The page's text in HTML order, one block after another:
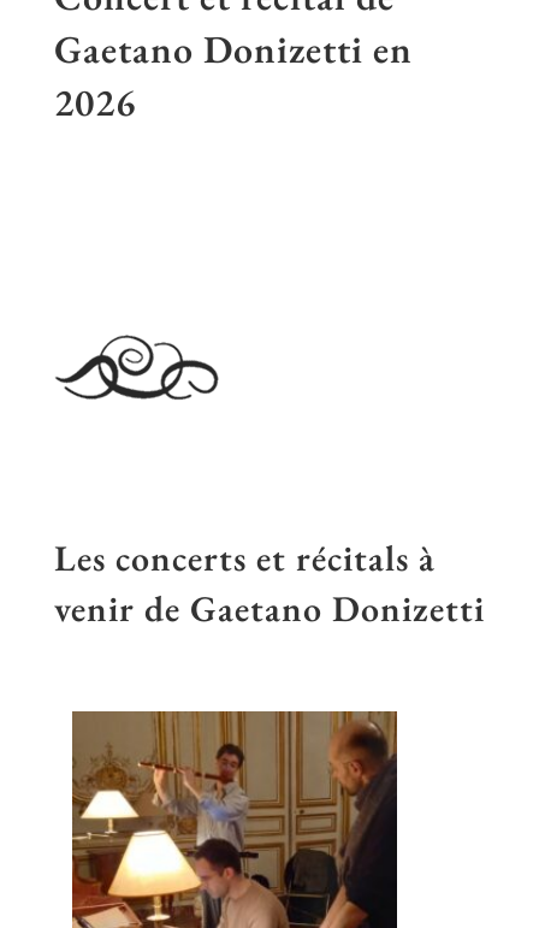
Gaetano Donizetti en
2026
Les concerts et récitals à
venir de Gaetano Donizetti